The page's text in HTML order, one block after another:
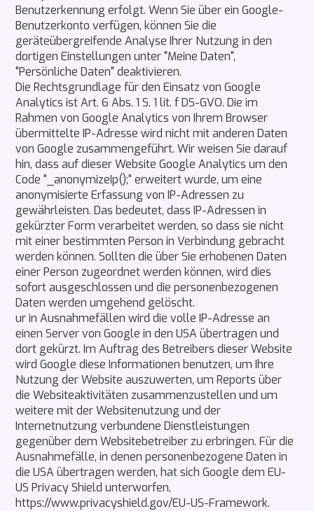
Benutzerkennung erfolgt. Wenn Sie über ein Google-
Benutzerkonto verfügen, können Sie die
geräteübergreifende Analyse Ihrer Nutzung in den
dortigen Einstellungen unter "Meine Daten",
"Persönliche Daten" deaktivieren.
Die Rechtsgrundlage für den Einsatz von Google
Analytics ist Art. 6 Abs. 1 S. 1 lit. f DS-GVO. Die im
Rahmen von Google Analytics von Ihrem Browser
übermittelte IP-Adresse wird nicht mit anderen Daten
von Google zusammengeführt. Wir weisen Sie darauf
hin, dass auf dieser Website Google Analytics um den
Code "_anonymizeIp();" erweitert wurde, um eine
anonymisierte Erfassung von IP-Adressen zu
gewährleisten. Das bedeutet, dass IP-Adressen in
gekürzter Form verarbeitet werden, so dass sie nicht
mit einer bestimmten Person in Verbindung gebracht
werden können. Sollten die über Sie erhobenen Daten
einer Person zugeordnet werden können, wird dies
sofort ausgeschlossen und die personenbezogenen
Daten werden umgehend gelöscht.
ur in Ausnahmefällen wird die volle IP-Adresse an
einen Server von Google in den USA übertragen und
dort gekürzt. Im Auftrag des Betreibers dieser Website
wird Google diese Informationen benutzen, um Ihre
Nutzung der Website auszuwerten, um Reports über
die Websiteaktivitäten zusammenzustellen und um
weitere mit der Websitenutzung und der
Internetnutzung verbundene Dienstleistungen
gegenüber dem Websitebetreiber zu erbringen. Für die
Ausnahmefälle, in denen personenbezogene Daten in
die USA übertragen werden, hat sich Google dem EU-
US Privacy Shield unterworfen,
https://www.privacyshield.gov/EU-US-Framework.